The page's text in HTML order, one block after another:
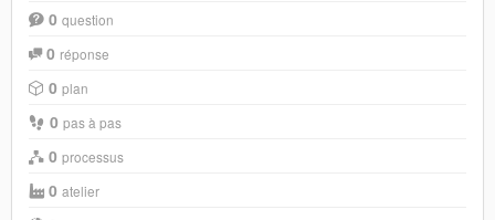
0 question
0 réponse
0 plan
0 pas à pas
0 processus
0 atelier